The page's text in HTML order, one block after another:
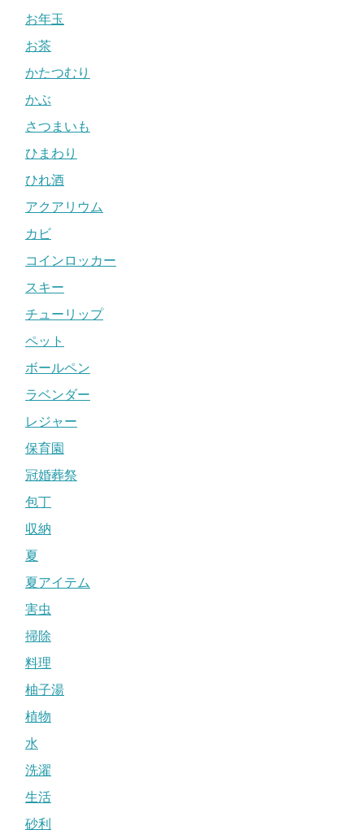
お年玉
お茶
かたつむり
かぶ
さつまいも
ひまわり
ひれ酒
アクアリウム
カビ
コインロッカー
スキー
チューリップ
ペット
ボールペン
ラベンダー
レジャー
保育園
冠婚葬祭
包丁
収納
夏
夏アイテム
害虫
掃除
料理
柚子湯
植物
水
洗濯
生活
砂利